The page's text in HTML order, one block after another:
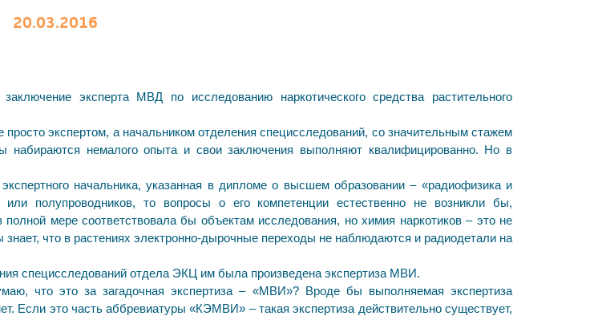
20.03.2016
эксперта МВД по исследованию наркотического средства растительного
экспертом, а начальником отделения специсследований, со значительным стажем
немалого опыта и свои заключения выполняют квалифицированно. Но в
начальника, указанная в дипломе о высшем образовании – «радиофизика и
полупроводников, то вопросы о его компетенции естественно не возникли бы,
мере соответствовала бы объектам исследования, но химия наркотиков – это не
что в растениях электронно-дырочные переходы не наблюдаются и радиодетали на
специсследований отдела ЭКЦ им была произведена экспертиза МВИ.
что это за загадочная экспертиза – «МВИ»? Вроде бы выполняемая экспертиза
Если это часть аббревиатуры «КЭМВИ» – такая экспертиза действительно существует,